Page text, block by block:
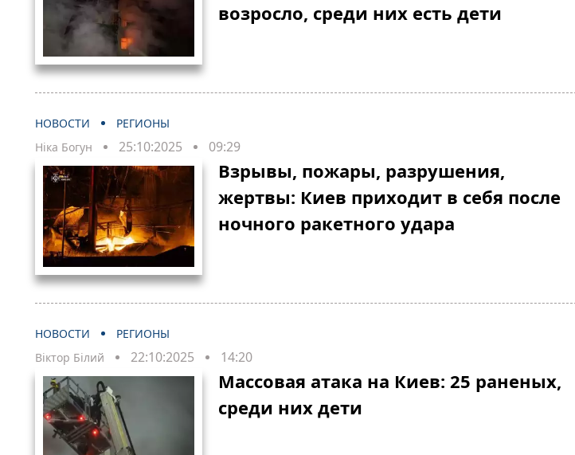
возросло, среди них есть дети
НОВОСТИ
РЕГИОНЫ
Ніка Богун
25:10:2025 09:29
Взрывы, пожары, разрушения,
жертвы: Киев приходит в себя после
ночного ракетного удара
НОВОСТИ
РЕГИОНЫ
Віктор Білий
22:10:2025 14:20
Массовая атака на Киев: 25 раненых,
среди них дети